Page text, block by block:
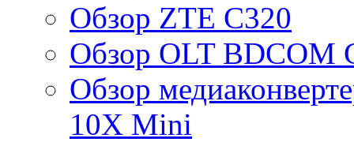
Обзор ZTE C320
Обзор OLT BDCOM
Обзор
10X Mini